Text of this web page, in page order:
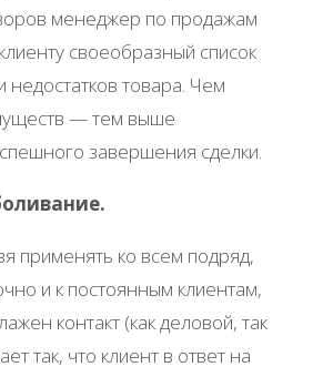
менеджер по продажам
своеобразный список
недостатков товара. Чем
— тем выше
завершения сделки.
применять ко всем подряд,
и к постоянным клиентам,
контакт (как деловой, так
так, что клиент в ответ на